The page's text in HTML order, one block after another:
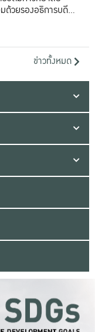
ด้วยรองอธิการบดีทั้ง
ข่าวทั้งหมด